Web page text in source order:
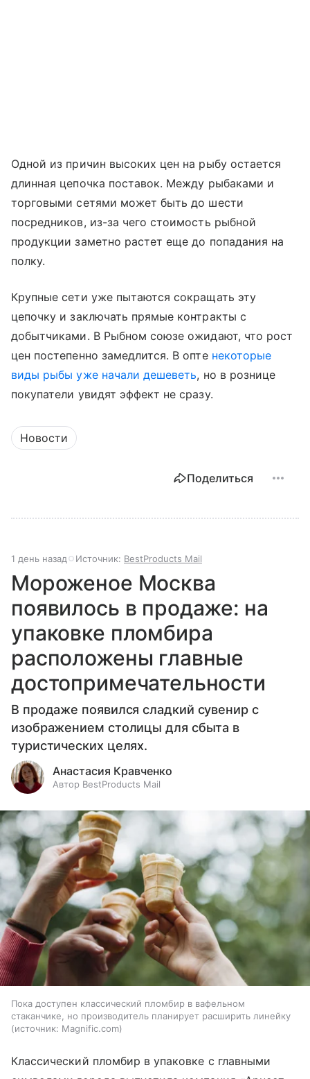
Одной из причин высоких цен на рыбу остается
длинная цепочка поставок. Между рыбаками и
торговыми сетями может быть до шести
посредников, из-за чего стоимость рыбной
продукции заметно растет еще до попадания на
полку.
Крупные сети уже пытаются сокращать эту
цепочку и заключать прямые контракты с
добытчиками. В Рыбном союзе ожидают, что рост
цен постепенно замедлится. В опте некоторые
виды рыбы уже начали дешеветь, но в рознице
покупатели увидят эффект не сразу.
Новости
Поделиться
1 день назад Источник: BestProducts Mail
Мороженое Москва
появилось в продаже: на
упаковке пломбира
расположены главные
достопримечательности
В продаже появился сладкий сувенир с
изображением столицы для сбыта в
туристических целях.
Анастасия Кравченко
Автор BestProducts Mail
Пока доступен классический пломбир в вафельном
стаканчике, но производитель планирует расширить линейку
источник: Magnific.com
Классический пломбир в упаковке с главными